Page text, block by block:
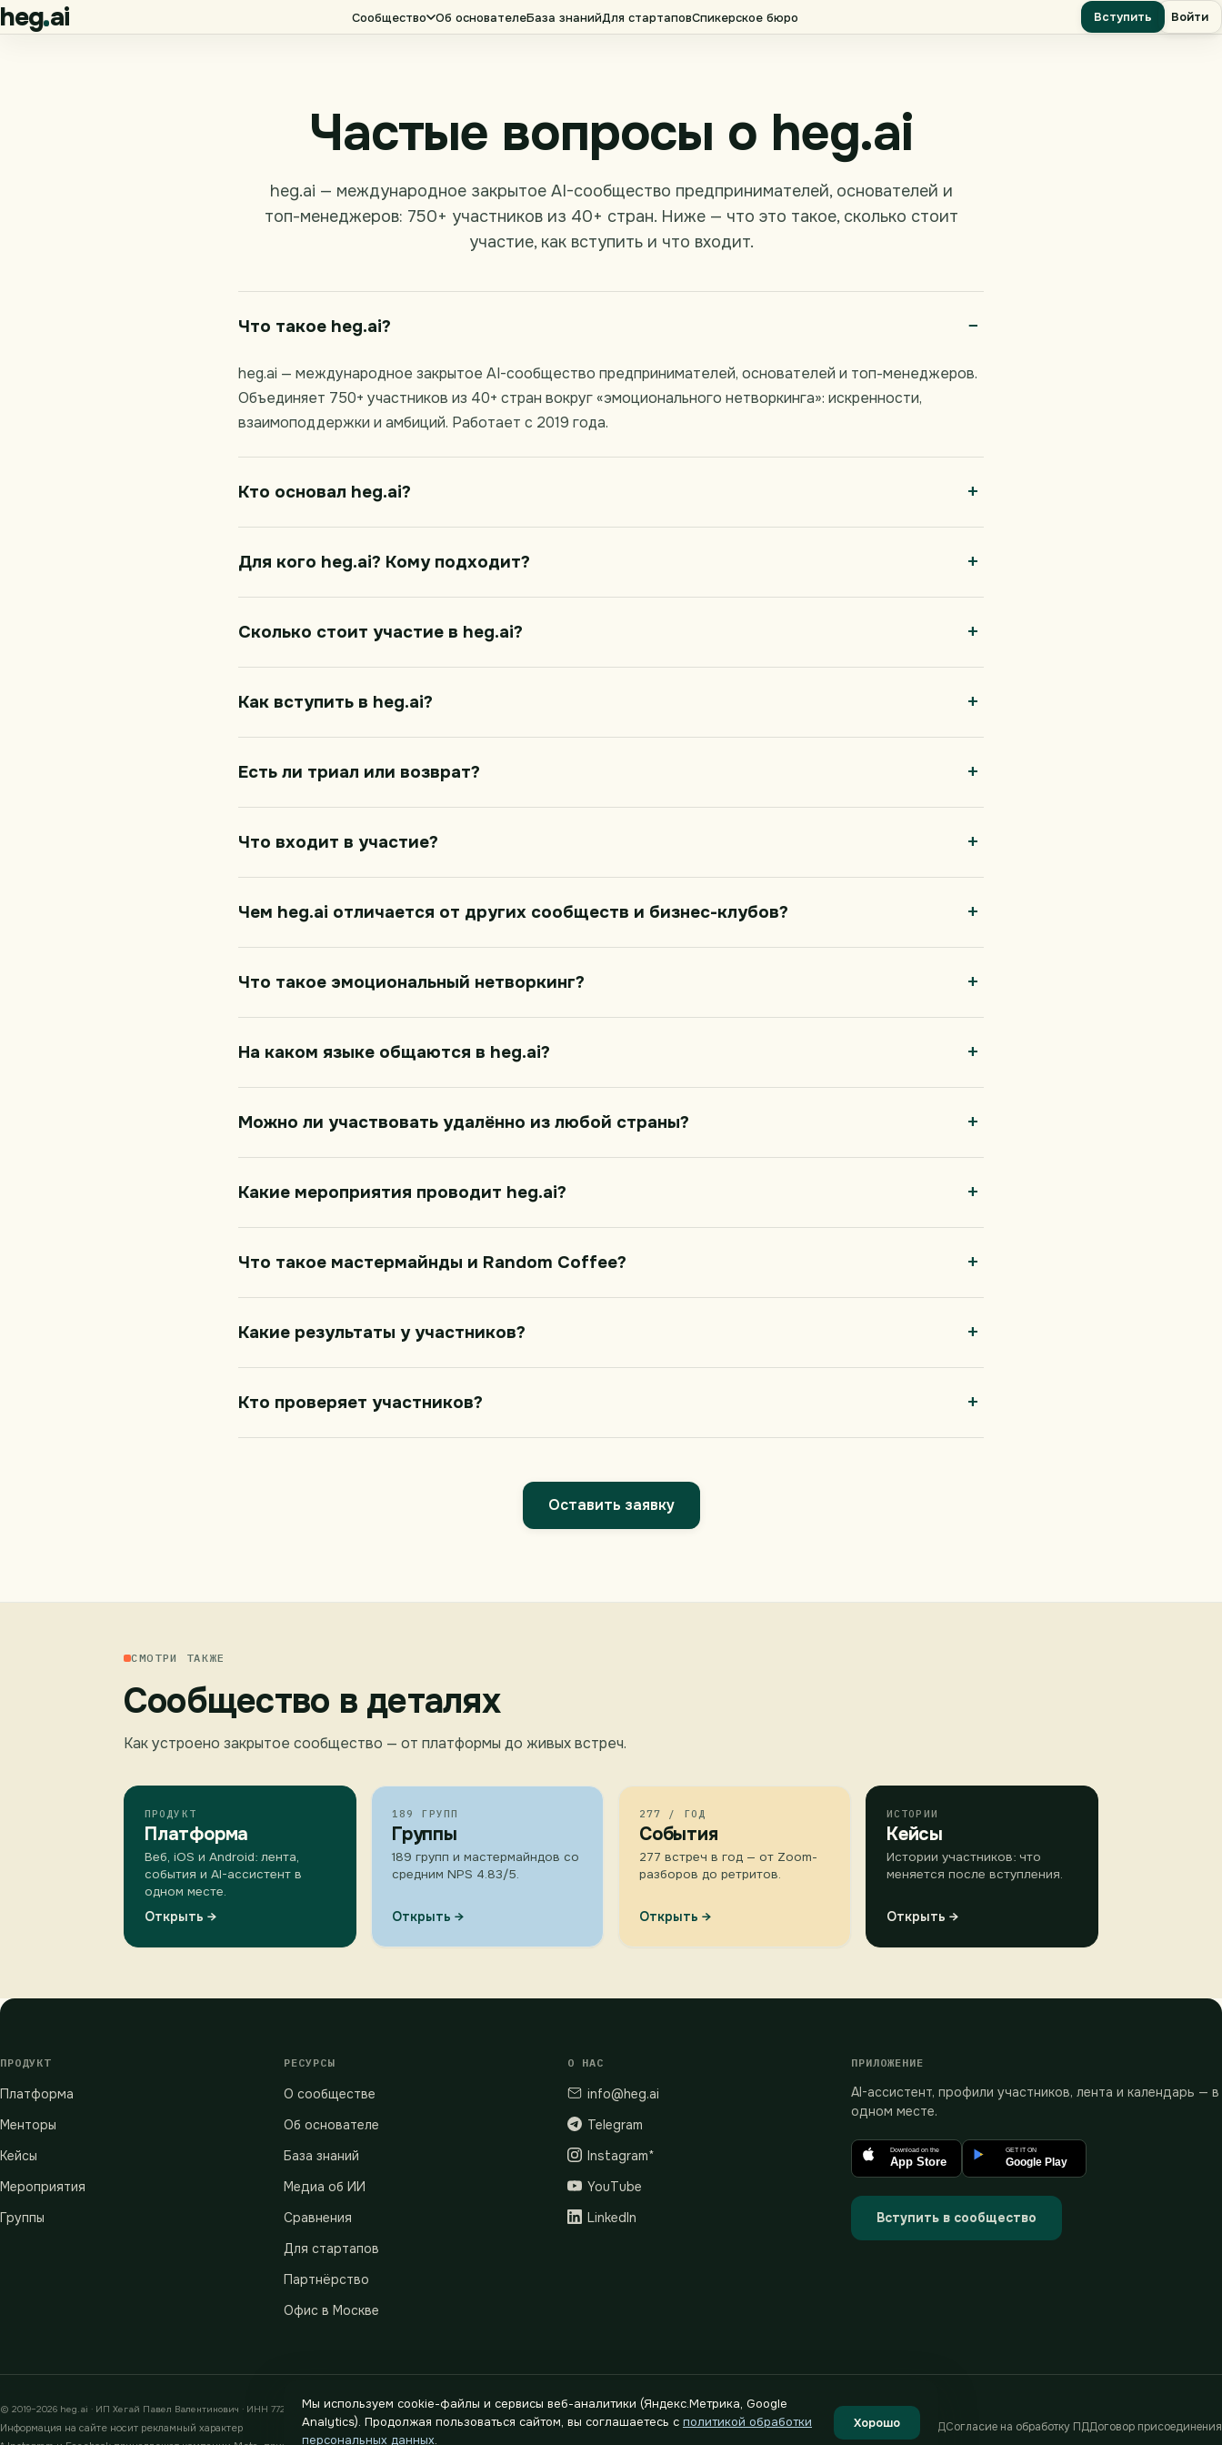
heg ai Сообщество Об основателеБаза знанийДля стартаповСпикерское бюро Вступить Войти
Частые вопросы о heg.ai
heg.ai — международное закрытое AI-сообщество предпринимателей, основателей и
топ-менеджеров: 750+ участников из 40+ стран. Ниже — что это такое, сколько стоит
участие, как вступить и что входит.
Что такое heg.ai?
heg.ai — международное закрытое AI-сообщество предпринимателей, основателей и топ-менеджеров.
Объединяет 750+ участников из 40+ стран вокруг «эмоционального нетворкинга»: искренности,
взаимоподдержки и амбиций. Работает с 2019 года.
Кто основал heg.ai?
Для кого heg.ai? Кому подходит?
Сколько стоит участие в heg.ai?
Как вступить в heg.ai?
Есть ли триал или возврат?
Что входит в участие?
Чем heg.ai отличается от других сообществ и бизнес-клубов?
Что такое эмоциональный нетворкинг?
На каком языке общаются в heg.ai?
Можно ли участвовать удалённо из любой страны?
Какие мероприятия проводит heg.ai?
Что такое мастермайнды и Random Coffee?
Какие результаты у участников?
Кто проверяет участников?
Оставить заявку
СМОТРИ ТАКЖЕ
Сообщество в деталях
Как устроено закрытое сообщество — от платформы до живых встреч.
ПРОДУКТ
Платформа
Веб, iOS и Android: лента,
события и AI-ассистент в
одном месте.
Открыть →
189 ГРУПП
Группы
189 групп и мастермайндов со
средним NPS 4.83/5.
Открыть →
277 / ГОД
События
277 встреч в год — от Zoom-
разборов до ретритов.
Открыть →
ИСТОРИИ
Кейсы
Истории участников: что
меняется после вступления.
Открыть →
ПРОДУКТ
Платформа
Менторы
Кейсы
Мероприятия
Группы
РЕСУРСЫ
О сообществе
Об основателе
База знаний
Медиа об ИИ
Сравнения
Для стартапов
Партнёрство
Офис в Москве
О НАС
info@heg.ai
Telegram
Instagram*
YouTube
LinkedIn
ПРИЛОЖЕНИЕ
AI-ассистент, профили участников, лента и календарь — в
одном месте.
Download on the
App Store
GET IT ON
Google Play
Вступить в сообщество
© 2019–2026 heg.ai · ИП Хегай Павел Валентинович · ИНН 772880589233 · ОГРНИП 312774624400791
Информация на сайте носит рекламный характер
Политика обработки ПДСогласие на обработку ПДДоговор присоединения
Мы используем cookie-файлы и сервисы веб-аналитики (Яндекс.Метрика, Google
Analytics). Продолжая пользоваться сайтом, вы соглашаетесь с политикой обработки
персональных данных.
Хорошо